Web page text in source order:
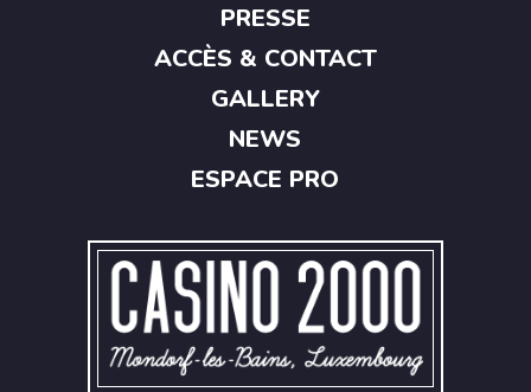
PRESSE
ACCÈS & CONTACT
GALLERY
NEWS
ESPACE PRO